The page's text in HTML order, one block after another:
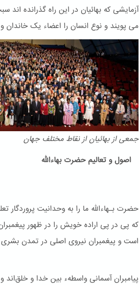
آزمایشی که بهائیان در این راه گذرانده
می پویند و نوع انسان را اعضاء یک
جمعی از بهائیان از نقاط مختلف جهان
اصول و تعالیم حضرت بهاءالله
حضرت بـهاءالله ما را به وحدانیت
که پی در پی اراده خویش را در ظهور
است و پیغمبران نیروی اصلی در تمدن بشری
پیامبران آسمانی واسطهء بین خدا و